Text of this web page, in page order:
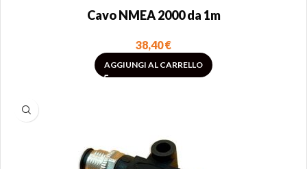
Cavo NMEA 2000 da 1m
38,40€
AGGIUNGI AL CARRELLO